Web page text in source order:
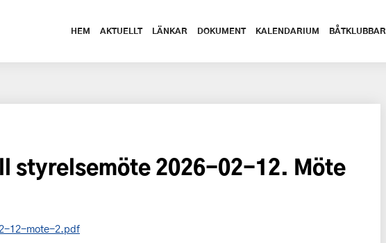
HEM AKTUELLT LÄNKAR DOKUMENT KALENDARIUM BÅTKLUBBAR
styrelsemöte 2026-02-12. Möte
12-mote-2.pdf